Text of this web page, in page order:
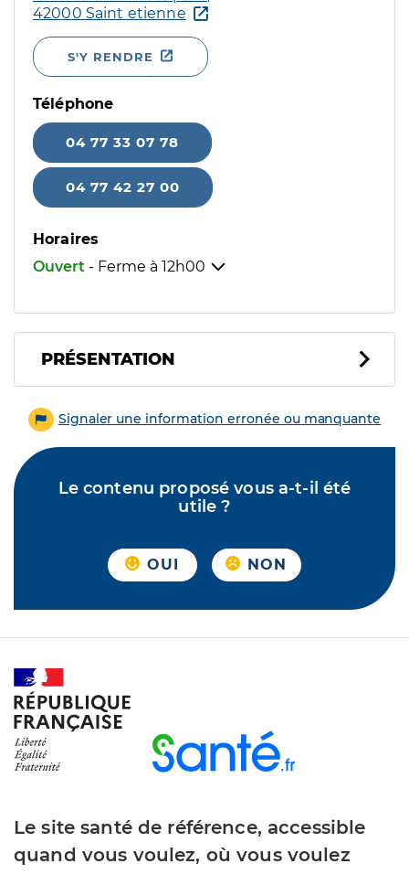
42000 Saint etienne
S'Y RENDRE
Téléphone
04 77 33 07 78
04 77 42 27 00
Horaires
Ouvert - Ferme à 12h00
PRÉSENTATION
Signaler une information erronée ou manquante
Le contenu proposé vous a-t-il été
utile ?
OUI NON
Le site santé de référence, accessible
quand vous voulez, où vous voulez